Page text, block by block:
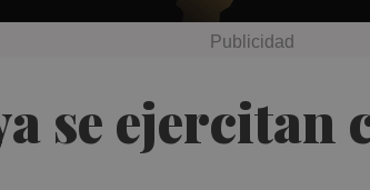
se ejercitan